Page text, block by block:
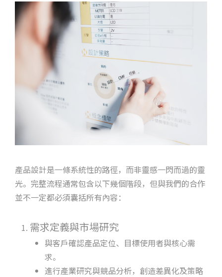
產品設計是一條系統性的路徑，而非靈感一閃而過的靈
光。完整流程通常包含以下幾個階段，但與我們的合作
並不一定都必須囊括所有內容：
需求定義與市場研究
與客戶確認產品定位、目標使用者與核心需
求。
進行產業研究與競品分析，創造差異化及策略